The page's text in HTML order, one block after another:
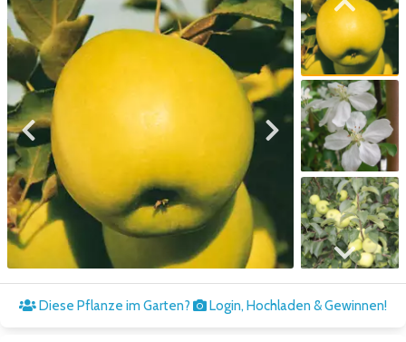
Zum vorigen Bild Zum nächsten Bild
Zum vorigen Bild
Zum nächsten Bild
Diese Pflanze im Garten? Login, Hochladen & Gewinnen!